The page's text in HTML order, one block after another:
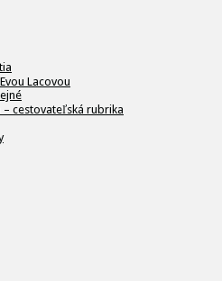
Lacovou
– cestovateľská rubrika